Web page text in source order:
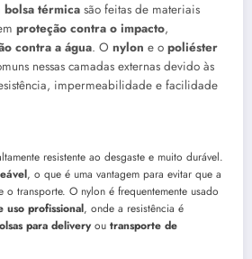
bolsa térmica são feitas de materiais
proteção contra o impacto,
contra a água. O nylon e o poliéster
nessas camadas externas devido às
impermeabilidade e facilidade
resistente ao desgaste e muito durável.
, o que é uma vantagem para evitar que a
o transporte. O nylon é frequentemente usado
uso profissional, onde a resistência é
para deliveryou transporte de